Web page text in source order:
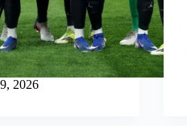
2026